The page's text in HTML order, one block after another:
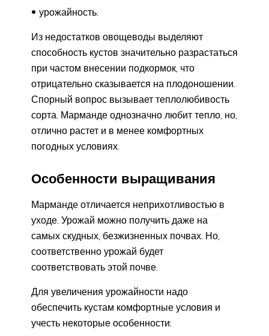
урожайность.
Из недостатков овощеводы выделяют
способность кустов значительно разрастаться
при частом внесении подкормок, что
отрицательно сказывается на плодоношении.
Спорный вопрос вызывает теплолюбивость
сорта. Марманде однозначно любит тепло, но,
отлично растет и в менее комфортных
погодных условиях.
Особенности выращивания
Марманде отличается неприхотливостью в
уходе. Урожай можно получить даже на
самых скудных, безжизненных почвах. Но,
соответственно урожай будет
соответствовать этой почве.
Для увеличения урожайности надо
обеспечить кустам комфортные условия и
учесть некоторые особенности: